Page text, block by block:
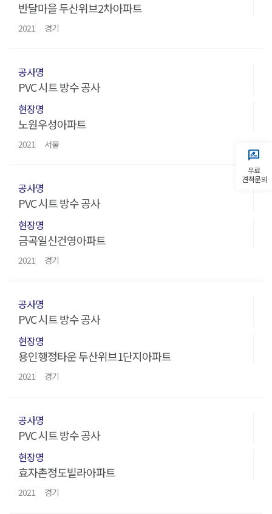
2021
반달마을 두산위브2차아파트
경기
2021
PVC 시트 방수 공사
노원우성아파트
서울
2021
PVC 시트 방수 공사
금곡일신건영아파트
경기
2021
PVC 시트 방수 공사
용인행정타운 두산위브1단지아파트
경기
2021
PVC 시트 방수 공사
효자촌정도빌라아파트
경기
rate_review
무료
견적문의